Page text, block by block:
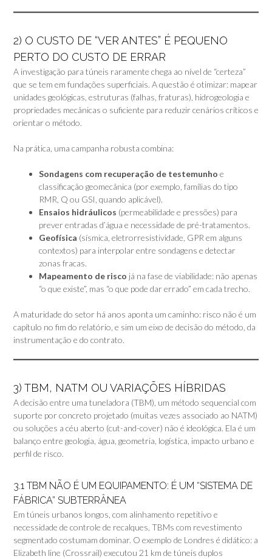
2) O CUSTO DE “VER ANTES” É PEQUENO
PERTO DO CUSTO DE ERRAR
A investigação para túneis raramente chega ao nível de “certeza”
que se tem em fundações superficiais. A questão é otimizar: mapear
unidades geológicas, estruturas (falhas, fraturas), hidrogeologia e
propriedades mecânicas o suficiente para reduzir cenários críticos e
orientar o método.
Na prática, uma campanha robusta combina:
Sondagens com recuperação de testemunho e
classificação geomecânica (por exemplo, famílias do tipo
RMR, Q ou GSI, quando aplicável).
Ensaios hidráulicos (permeabilidade e pressões) para
prever entradas d’água e necessidade de pré-tratamentos.
Geofísica (sísmica, eletrorresistividade, GPR em alguns
contextos) para interpolar entre sondagens e detectar
zonas fracas.
Mapeamento de risco já na fase de viabilidade: não apenas
“o que existe”, mas “o que pode dar errado” em cada trecho.
A maturidade do setor há anos aponta um caminho: risco não é um
capítulo no fim do relatório, e sim um eixo de decisão do método, da
instrumentação e do contrato.
3) TBM, NATM OU VARIAÇÕES HÍBRIDAS
A decisão entre uma tuneladora (TBM), um método sequencial com
suporte por concreto projetado (muitas vezes associado ao NATM)
ou soluções a céu aberto (cut-and-cover) não é ideológica. Ela é um
balanço entre geologia, água, geometria, logística, impacto urbano e
perfil de risco.
3.1 TBM NÃO É UM EQUIPAMENTO: É UM “SISTEMA DE
FÁBRICA” SUBTERRÂNEA
Em túneis urbanos longos, com alinhamento repetitivo e
necessidade de controle de recalques, TBMs com revestimento
segmentado costumam dominar. O exemplo de Londres é didático: a
Elizabeth line (Crossrail) executou 21 km de túneis duplos